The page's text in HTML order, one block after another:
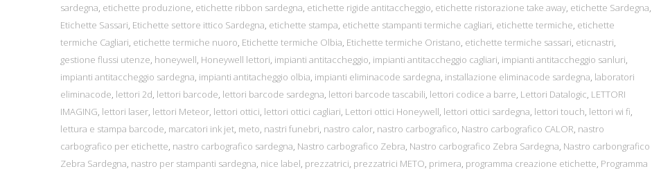
sardegna, etichette produzione, etichette ribbon sardegna, etichette rigide antitaccheggio, etichette ristorazione take away, etichette Sardegna,
Etichette Sassari, Etichette settore ittico Sardegna, etichette stampa, etichette stampanti termiche cagliari, etichette termiche, etichette
termiche Cagliari, etichette termiche nuoro, Etichette termiche Olbia, Etichette termiche Oristano, etichette termiche sassari, eticnastri,
gestione flussi utenze, honeywell, Honeywell lettori, impianti antitaccheggio, impianti antitaccheggio cagliari, impianti antitaccheggio sanluri,
impianti antitaccheggio sardegna, impianti antitacheggio olbia, impianti eliminacode sardegna, installazione eliminacode sardegna, laboratori
eliminacode, lettori 2d, lettori barcode, lettori barcode sardegna, lettori barcode tascabili, lettori codice a barre, Lettori Datalogic, LETTORI
IMAGING, lettori laser, lettori Meteor, lettori ottici, lettori ottici cagliari, Lettori ottici Honeywell, lettori ottici sardegna, lettori touch, lettori wi fi,
lettura e stampa barcode, marcatori ink jet, meto, nastri funebri, nastro calor, nastro carbografico, Nastro carbografico CALOR, nastro
carbografico per etichette, nastro carbografico sardegna, Nastro carbografico Zebra, Nastro carbografico Zebra Sardegna, Nastro carbongrafico
Zebra Sardegna, nastro per stampanti sardegna, nice label, prezzatrici, prezzatrici METO, primera, programma creazione etichette, Programma